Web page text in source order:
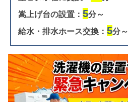
嵩上げ台の設置： 5分～
給水・排水ホース交換： 5分～